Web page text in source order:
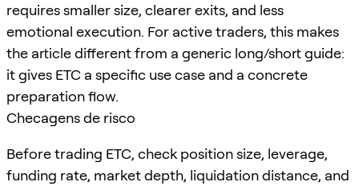
requires smaller size, clearer exits, and less
emotional execution. For active traders, this makes
the article different from a generic long/short guide:
it gives ETC a specific use case and a concrete
preparation flow.
Checagens de risco
Before trading ETC, check position size, leverage,
funding rate, market depth, liquidation distance, and